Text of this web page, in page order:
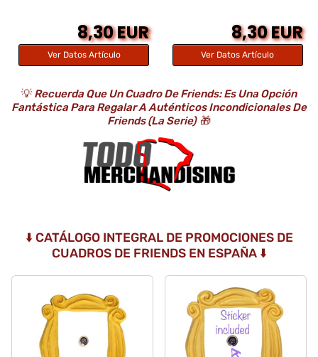
8,30 EUR
Ver Datos Artículo
8,30 EUR
Ver Datos Artículo
💡 Recuerda Que Un Cuadro De Friends: Es Una Opción
Fantástica Para Regalar A Auténticos Incondicionales De
Friends (la Serie) 🎁
⬇️ CATÁLOGO INTEGRAL DE PROMOCIONES DE
CUADROS DE FRIENDS EN ESPAÑA ⬇️